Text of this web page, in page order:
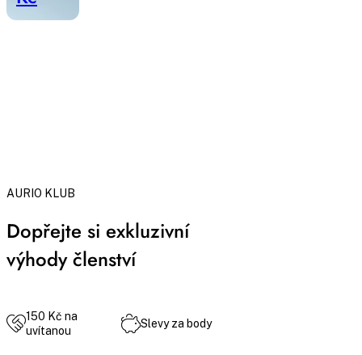
AURIO KLUB
Dopřejte si exkluzivní
výhody členství
150 Kč na
uvítanou
Slevy za body